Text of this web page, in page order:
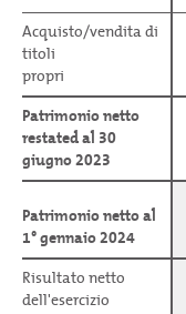
Acquisto/vendita di
titoli
propri
Patrimonio netto
restated al 30
giugno 2023
Patrimonio netto al
1° gennaio 2024
Risultato netto
dell'esercizio
Acquisto/vendita di
titoli
propri
Patrimonio netto
restated al 30
giugno 2023
Patrimonio netto al
1° gennaio 2024
Risultato netto
dell'esercizio